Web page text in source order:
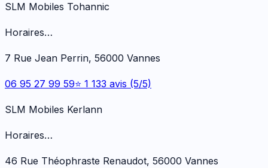
SLM Mobiles Tohannic
Horaires…
7 Rue Jean Perrin, 56000 Vannes
06 95 27 99 59⭐ 1 133 avis (5/5)
SLM Mobiles Kerlann
Horaires…
46 Rue Théophraste Renaudot, 56000 Vannes